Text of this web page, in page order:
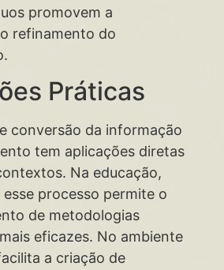
promovem a
refinamento do
Práticas
conversão da informação
tem aplicações diretas
Na educação,
processo permite o
de metodologias
eficazes. No ambiente
a criação de